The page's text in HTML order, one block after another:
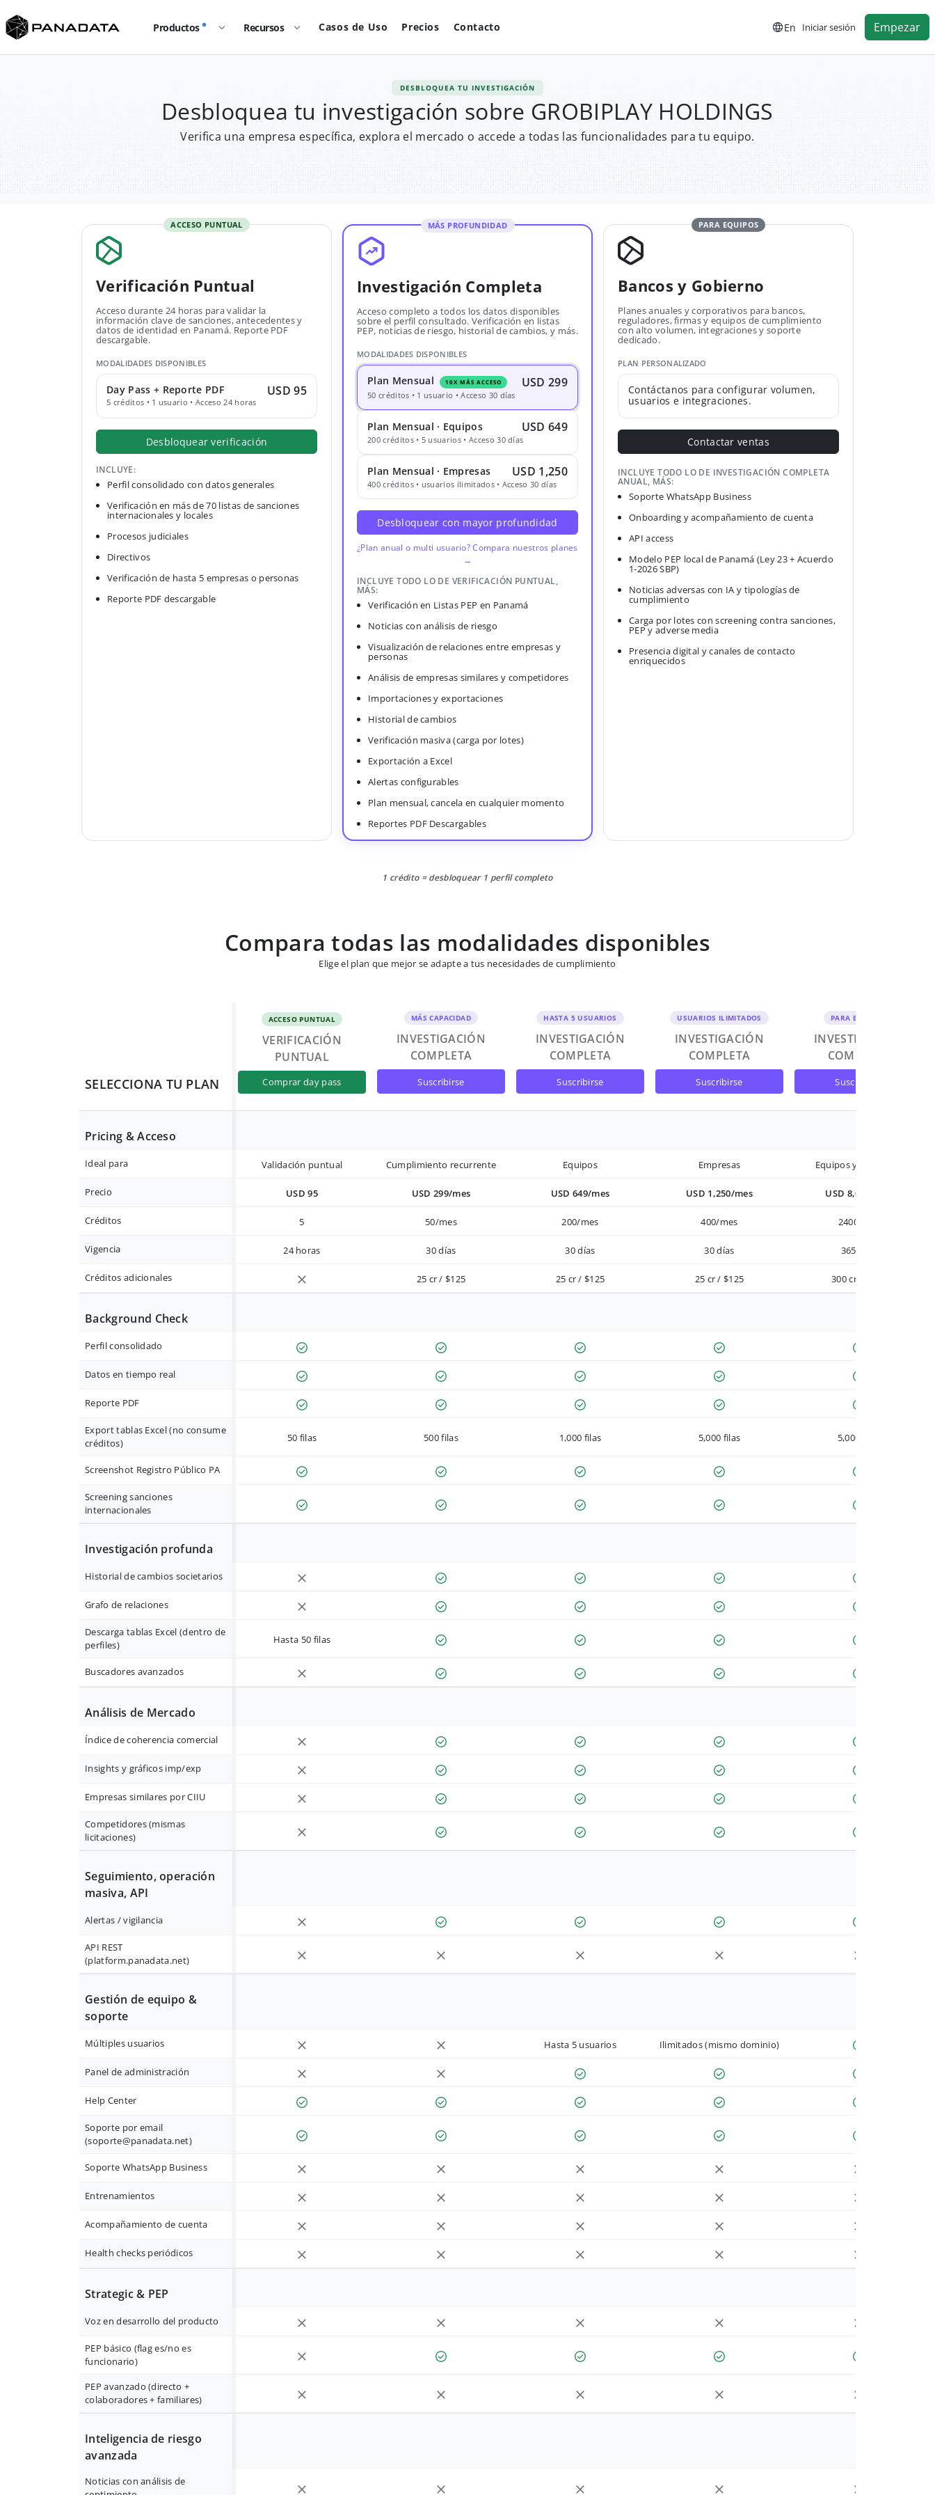
Productos Recursos Casos de Uso Precios Contacto En Iniciar sesión Empezar
DESBLOQUEA TU INVESTIGACIÓN
Desbloquea tu investigación sobre GROBIPLAY HOLDINGS
Verifica una empresa específica, explora el mercado o accede a todas las funcionalidades para tu equipo.
ACCESO PUNTUAL
Verificación Puntual
Acceso durante 24 horas para validar la
información clave de sanciones, antecedentes y
datos de identidad en Panamá. Reporte PDF
descargable.
MODALIDADES DISPONIBLES
Day Pass + Reporte PDF
5 créditos • 1 usuario • Acceso 24 horas
USD 95
Desbloquear verificación
INCLUYE:
Perfil consolidado con datos generales
Verificación en más de 70 listas de sanciones
internacionales y locales
Procesos judiciales
Directivos
Verificación de hasta 5 empresas o personas
Reporte PDF descargable
MÁS PROFUNDIDAD
Investigación Completa
Acceso completo a todos los datos disponibles
sobre el perfil consultado. Verificación en listas
PEP, noticias de riesgo, historial de cambios, y más.
MODALIDADES DISPONIBLES
Plan Mensual 10X MÁS ACCESO USD 299
50 créditos • 1 usuario • Acceso 30 días
Plan Mensual · Equipos USD 649
200 créditos • 5 usuarios • Acceso 30 días
Plan Mensual · Empresas USD 1,250
400 créditos • usuarios ilimitados • Acceso 30 días
Desbloquear con mayor profundidad
¿Plan anual o multi usuario? Compara nuestros planes
→
INCLUYE TODO LO DE VERIFICACIÓN PUNTUAL,
MÁS:
Verificación en Listas PEP en Panamá
Noticias con análisis de riesgo
Visualización de relaciones entre empresas y
personas
Análisis de empresas similares y competidores
Importaciones y exportaciones
Historial de cambios
Verificación masiva (carga por lotes)
Exportación a Excel
Alertas configurables
Plan mensual, cancela en cualquier momento
Reportes PDF Descargables
PARA EQUIPOS
Bancos y Gobierno
Planes anuales y corporativos para bancos,
reguladores, firmas y equipos de cumplimiento
con alto volumen, integraciones y soporte
dedicado.
PLAN PERSONALIZADO
Contáctanos para configurar volumen,
usuarios e integraciones.
Contactar ventas
INCLUYE TODO LO DE INVESTIGACIÓN COMPLETA
ANUAL, MÁS:
Soporte WhatsApp Business
Onboarding y acompañamiento de cuenta
API access
Modelo PEP local de Panamá (Ley 23 + Acuerdo
1-2026 SBP)
Noticias adversas con IA y tipologías de
cumplimiento
Carga por lotes con screening contra sanciones,
PEP y adverse media
Presencia digital y canales de contacto
enriquecidos
1 crédito = desbloquear 1 perfil completo
Compara todas las modalidades disponibles
Elige el plan que mejor se adapte a tus necesidades de cumplimiento
SELECCIONA TU PLAN
ACCESO PUNTUAL
VERIFICACIÓN
PUNTUAL
comprar day pass
MÁS CAPACIDAD
INVESTIGACIÓN
COMPLETA
suscribirse
HASTA 5 USUARIOS
INVESTIGACIÓN
COMPLETA
suscribirse
USUARIOS ILIMITADOS
INVESTIGACIÓN
COMPLETA
suscribirse
PARA EQUIPOS
INVESTIGACIÓN
COMPLETA
suscribirse
Pricing & Acceso
Ideal para Validación puntual Cumplimiento recurrente Equipos Empresas Equipos y Empresas
Precio USD 95 USD 299/mes USD 649/mes USD 1,250/mes USD 8,000/año
Créditos 5 50/mes 200/mes 400/mes 2400/año
Vigencia 24 horas 30 días 30 días 30 días 365 días
Créditos adicionales 25 cr / $125 25 cr / $125 25 cr / $125 300 cr / $900
Background Check
Perfil consolidado
Datos en tiempo real
Reporte PDF
Export tablas Excel (no consume
créditos)
50 filas 500 filas 1,000 filas 5,000 filas 5,000 filas
Screenshot Registro Público PA
Screening sanciones
internacionales
Investigación profunda
Historial de cambios societarios
Grafo de relaciones
Descarga tablas Excel (dentro de
perfiles)
Hasta 50 filas
Buscadores avanzados
Análisis de Mercado
Índice de coherencia comercial
Insights y gráficos imp/exp
Empresas similares por CIIU
Competidores (mismas
licitaciones)
Seguimiento, operación
masiva, API
Alertas / vigilancia
API REST
(platform.panadata.net)
Gestión de equipo &
soporte
Múltiples usuarios Hasta 5 usuarios Ilimitados (mismo dominio)
Panel de administración
Help Center
Soporte por email
(soporte@panadata.net)
Soporte WhatsApp Business
Entrenamientos
Acompañamiento de cuenta
Health checks periódicos
Strategic & PEP
Voz en desarrollo del producto
PEP básico (flag es/no es
funcionario)
PEP avanzado (directo +
colaboradores + familiares)
Inteligencia de riesgo
avanzada
Noticias con análisis de